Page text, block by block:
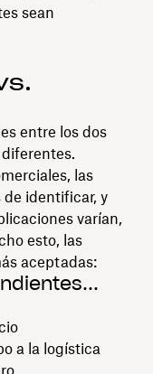
sean
entre los dos
las
identificar, y
varían,
esto, las
aceptadas:
a la logística